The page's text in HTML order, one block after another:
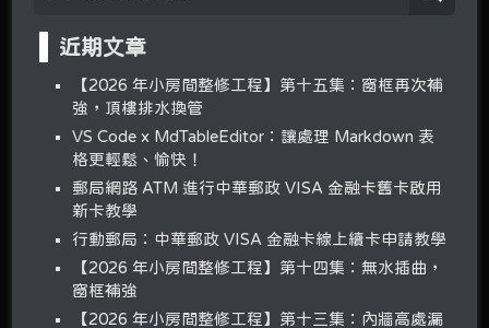
近期文章
【2026 年小房間整修工程】第十五集：窗框再次補
強，頂樓排水換管
VS Code x MdTableEditor：讓處理 Markdown 表
格更輕鬆、愉快！
郵局網路 ATM 進行中華郵政 VISA 金融卡舊卡啟用
新卡教學
行動郵局：中華郵政 VISA 金融卡線上續卡申請教學
【2026 年小房間整修工程】第十四集：無水插曲，
窗框補強
【2026 年小房間整修工程】第十三集：內牆高處漏